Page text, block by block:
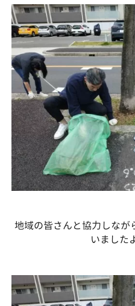
地域の皆さんと協力しな
いました